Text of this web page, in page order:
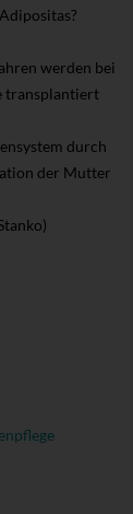
werden bei
transplantiert
durch
der Mutter